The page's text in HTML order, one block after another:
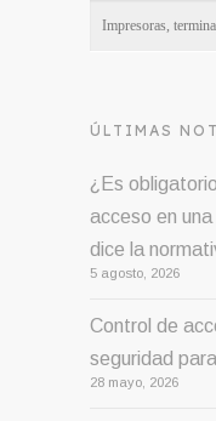
ÚLTIMAS
¿Es
acceso en
dice la
5 agosto, 2026
Control de
seguridad
28 mayo, 2026